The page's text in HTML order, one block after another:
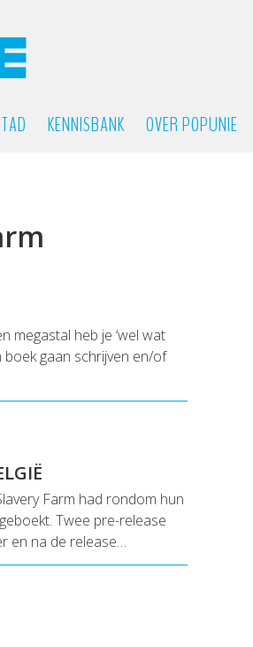
KENNISBANK OVER POPUNIE
megastal heb je ‘wel wat
boek gaan schrijven en/of
Farm had rondom hun
Twee pre-release
en na de release…